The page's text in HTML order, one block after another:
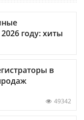
году: хиты
в
49342